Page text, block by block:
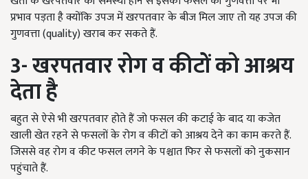
प्रभाव पड़ता है क्योंकि उपज में खरपतवार के बीज मिल जाए तो यह उपज की
गुणवत्ता (quality) खराब कर सकते हैं.
3-खरपतवार रोग व कीटों को आश्रय
देता है
बहुत से ऐसे भी खरपतवार होते हैं जो फसल की कटाई के बाद या कजेत
खाली खेत रहने से फसलों के रोग व कीटों को आश्रय देने का काम करते हैं.
जिससे वह रोग व कीट फसल लगने के पश्चात फिर से फसलों को नुकसान
पहुंचाते हैं.